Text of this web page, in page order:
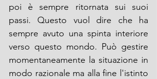
poi è sempre ritornata sui suoi
passi. Questo vuol dire che ha
sempre avuto una spinta interiore
verso questo mondo. Può gestire
momentaneamente la situazione in
modo razionale ma alla fine l'istinto